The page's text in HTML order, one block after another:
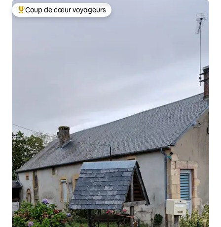
Coups de cœur voyageurs les plus appréciés
Coup de cœur voyageurs